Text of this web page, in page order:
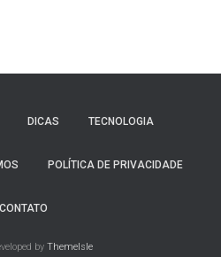
DICAS TECNOLOGIA
POLÍTICA DE PRIVACIDADE
CONTATO
by ThemeIsle